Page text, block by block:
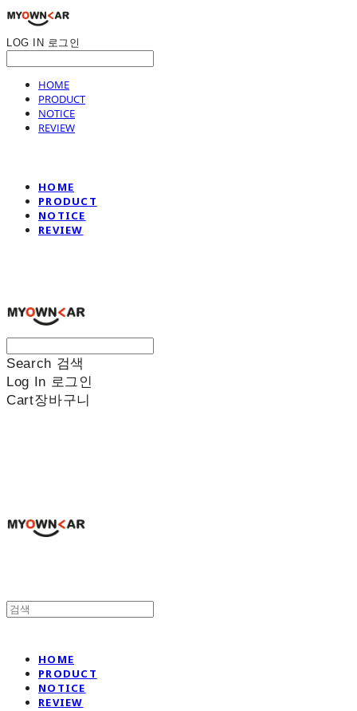
LOG IN 로그인
HOME
PRODUCT
NOTICE
REVIEW
HOME
PRODUCT
NOTICE
REVIEW
Search 검색
Log In 로그인
Cart장바구니
HOME
PRODUCT
NOTICE
REVIEW